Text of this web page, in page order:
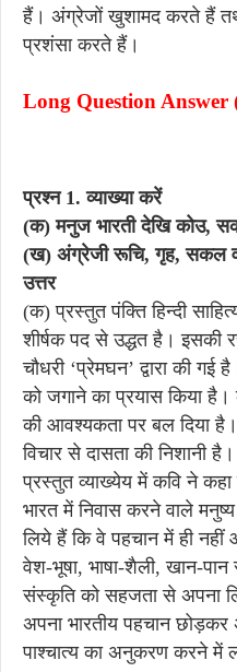
हैं। अंग्रेजों खुशामद करते हैं
प्रशंसा करते हैं।
Long Question Answer
प्रश्न 1. व्याख्या करें
(क) मनुज भारती देखि कोउ,
(ख) अंग्रेजी रूचि, गृह, सकल
उत्तर
(क) प्रस्तुत पंक्ति हिन्दी
शीर्षक पद से उद्धत है। इसकी
चौधरी ‘प्रेमघन’ द्वारा की
को जगाने का प्रयास किया है।
की आवश्यकता पर बल दिया
विचार से दासता की निशानी है।
प्रस्तुत व्याख्येय में कवि ने
भारत में निवास करने वाले
लिये हैं कि वे पहचान में ही
वेश-भूषा, भाषा-शैली, खान-पान
संस्कृति को सहजता से अपना
अपना भारतीय पहचान
पाश्चात्य का अनुकरण करने में